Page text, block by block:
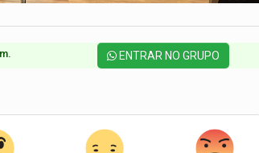
ENTRAR NO GRUPO